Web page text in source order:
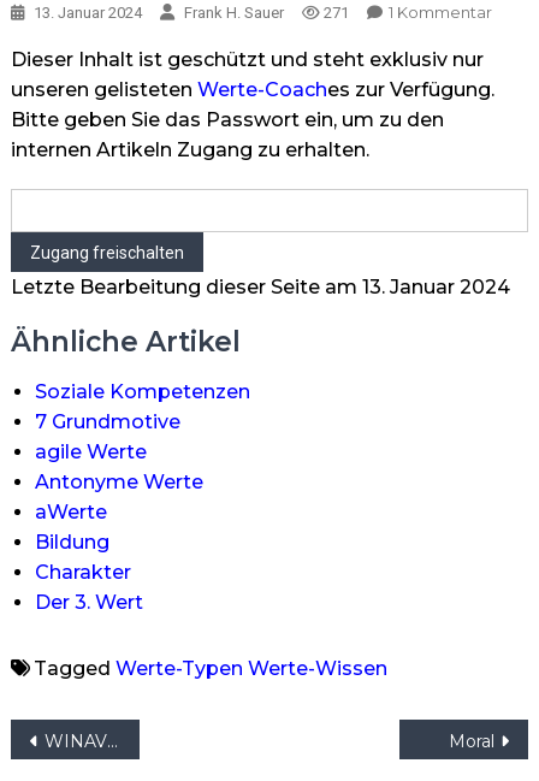
13. Januar 2024 Frank H. Sauer 271 1 KommentarZu
Dieser Inhalt ist geschützt und steht exklusiv nur
unseren gelisteten Werte-Coaches zur Verfügung.
Bitte geben Sie das Passwort ein, um zu den
internen Artikeln Zugang zu erhalten.
Letzte Bearbeitung dieser Seite am 13. Januar 2024
Ähnliche Artikel
Soziale Kompetenzen
7 Grundmotive
agile Werte
Antonyme Werte
aWerte
Bildung
Charakter
Der 3. Wert
Tagged Werte-Typen Werte-Wissen
Beitragsnavigation
WINAVIGATOR Moral